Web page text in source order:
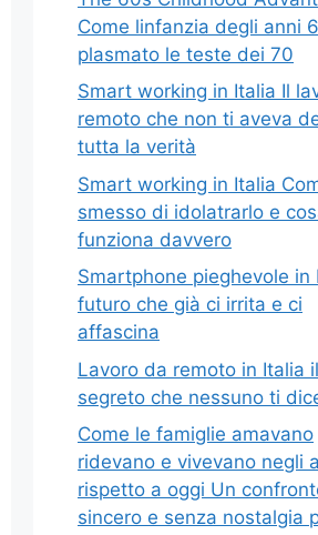
Come linfanzia degli anni
plasmato le teste dei 70
Smart working in Italia Il
remoto che non ti aveva
tutta la verità
Smart working in Italia
smesso di idolatrarlo e
funziona davvero
Smartphone pieghevole in
futuro che già ci irrita e ci
affascina
Lavoro da remoto in Italia il
segreto che nessuno ti
Come le famiglie amavano
ridevano e vivevano negli
rispetto a oggi Un
sincero e senza nostalgia